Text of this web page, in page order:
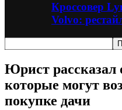
Кроссовер
Volvo:
Юрист рассказал
которые могут
покупке дачи